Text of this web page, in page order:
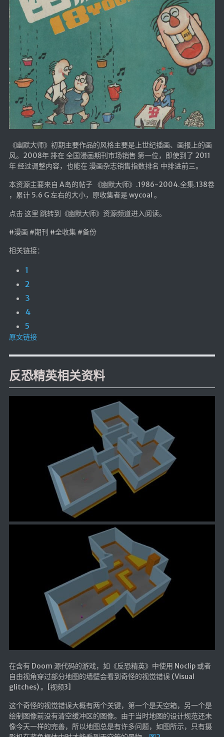
《幽默大师》初期主要作品的风格主要是上世纪插画、画报上的画
风。2008年 排在 全国漫画期刊市场销售 第一位，即使到了 2011
年 经过调整内容，也能在 漫画杂志销售指数排名 中排进前三。
本资源主要来自 A岛的帖子 《幽默大师》.1986-2004.全集.138卷
，累计 5.6 G 左右的大小，原收集者是 wycoal 。
点击 这里 跳转到《幽默大师》资源频道进入阅读。
#漫画 #期刊 #全收集 #备份
相关链接：
1
2
3
4
5
原文链接
反恐精英相关资料
在含有 Doom 源代码的游戏，如《反恐精英》中使用 Noclip 或者
自由视角穿过部分地图的墙壁会看到奇怪的视觉错误 (Visual
glitches) 。[视频3]
这个奇怪的视觉错误大概有两个关键，第一个是天空箱，另一个是
绘制图像前没有清空缓冲区的图像。由于当时地图的设计规范还未
像今天一样的完善，所以地图总是有许多问题，如图所示，只有摄